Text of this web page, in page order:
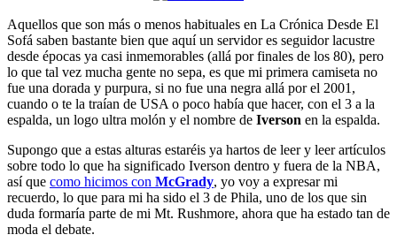
Aquellos que son más o menos habituales en La Crónica Desde El
Sofá saben bastante bien que aquí un servidor es seguidor lacustre
desde épocas ya casi inmemorables (allá por finales de los 80), pero
lo que tal vez mucha gente no sepa, es que mi primera camiseta no
fue una dorada y purpura, si no fue una negra allá por el 2001,
cuando o te la traían de USA o poco había que hacer, con el 3 a la
espalda, un logo ultra molón y el nombre de Iverson en la espalda.
Supongo que a estas alturas estaréis ya hartos de leer y leer artículos
sobre todo lo que ha significado Iverson dentro y fuera de la NBA,
así que como hicimos con McGrady, yo voy a expresar mi
recuerdo, lo que para mi ha sido el 3 de Phila, uno de los que sin
duda formaría parte de mi Mt. Rushmore, ahora que ha estado tan de
moda el debate.